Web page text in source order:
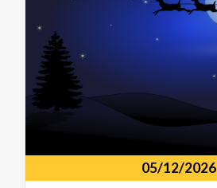
05/12/2026